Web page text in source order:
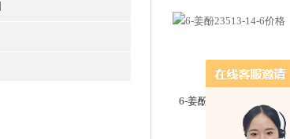
6-姜酚23513-14-6价格